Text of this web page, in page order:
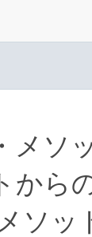
メソ
から
ソッ